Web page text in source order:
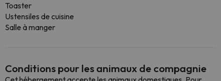
Toaster
Ustensiles de cuisine
Salle à manger
Conditions pour les animaux de compagnie